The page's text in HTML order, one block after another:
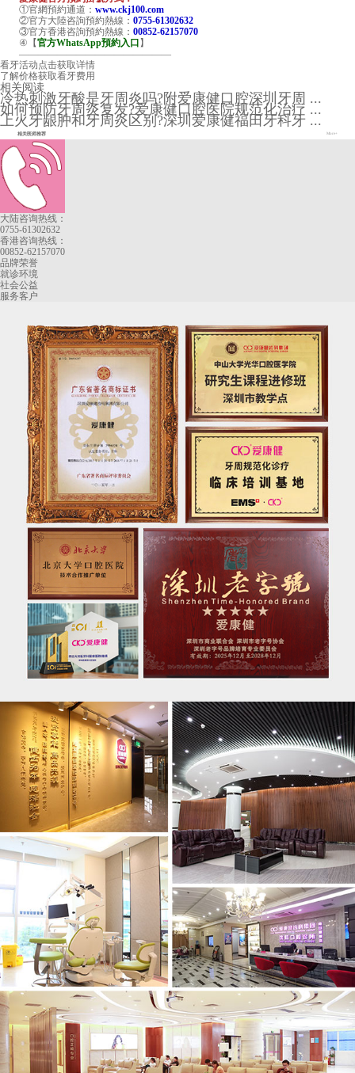
①官網預約通道： www.ckj100.com
②官方大陸咨詢預約熱線： 0755-61302632
③官方香港咨詢預約熱線： 00852-62157070
④【官方WhatsApp預約入口 】
————————————————
看牙活动点击获取详情
了解价格获取看牙费用
相关阅读
冷热刺激牙酸是牙周炎吗?附爱康健口腔深圳牙周 ...
如何预防牙周炎复发?爱康健口腔医院规范化治疗 ...
上火牙龈肿和牙周炎区别?深圳爱康健福田牙科牙 ...
相关医师推荐 More+
大陆咨询热线：
0755-61302632
香港咨询热线：
00852-62157070
品牌荣誉
就诊环境
社会公益
服务客户